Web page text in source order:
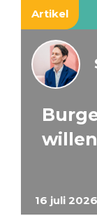
Artikel
16 juli 2026